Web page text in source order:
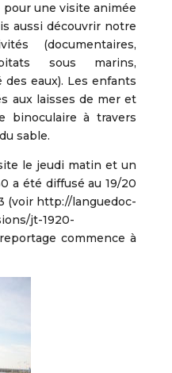
une visite animée
aussi découvrir notre
(documentaires,
sous marins,
eaux). Les enfants
aux laisses de mer et
binoculaire à travers
sable.
le jeudi matin et un
a été diffusé au 19/20
(voir http://languedoc-
jt-1920-
commence à